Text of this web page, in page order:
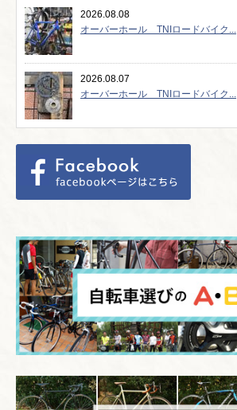
2026.08.08
オーバーホール TNIロードバイク...
2026.08.07
オーバーホール TNIロードバイク...